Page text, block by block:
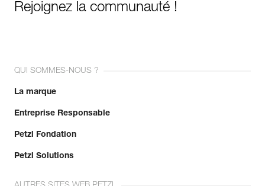
Rejoignez la communauté !
QUI SOMMES-NOUS ?
La marque
Entreprise Responsable
Petzl Fondation
Petzl Solutions